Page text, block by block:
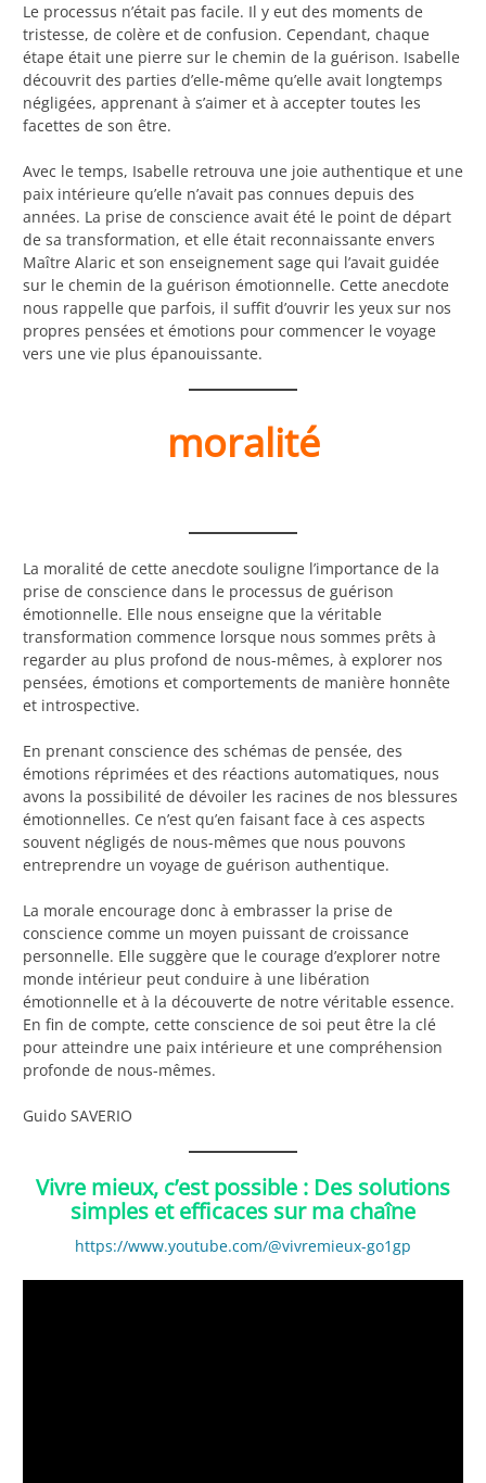
Le processus n’était pas facile. Il y eut des moments de
tristesse, de colère et de confusion. Cependant, chaque
étape était une pierre sur le chemin de la guérison. Isabelle
découvrit des parties d’elle-même qu’elle avait longtemps
négligées, apprenant à s’aimer et à accepter toutes les
facettes de son être.
Avec le temps, Isabelle retrouva une joie authentique et une
paix intérieure qu’elle n’avait pas connues depuis des
années. La prise de conscience avait été le point de départ
de sa transformation, et elle était reconnaissante envers
Maître Alaric et son enseignement sage qui l’avait guidée
sur le chemin de la guérison émotionnelle. Cette anecdote
nous rappelle que parfois, il suffit d’ouvrir les yeux sur nos
propres pensées et émotions pour commencer le voyage
vers une vie plus épanouissante.
moralité
La moralité de cette anecdote souligne l’importance de la
prise de conscience dans le processus de guérison
émotionnelle. Elle nous enseigne que la véritable
transformation commence lorsque nous sommes prêts à
regarder au plus profond de nous-mêmes, à explorer nos
pensées, émotions et comportements de manière honnête
et introspective.
En prenant conscience des schémas de pensée, des
émotions réprimées et des réactions automatiques, nous
avons la possibilité de dévoiler les racines de nos blessures
émotionnelles. Ce n’est qu’en faisant face à ces aspects
souvent négligés de nous-mêmes que nous pouvons
entreprendre un voyage de guérison authentique.
La morale encourage donc à embrasser la prise de
conscience comme un moyen puissant de croissance
personnelle. Elle suggère que le courage d’explorer notre
monde intérieur peut conduire à une libération
émotionnelle et à la découverte de notre véritable essence.
En fin de compte, cette conscience de soi peut être la clé
pour atteindre une paix intérieure et une compréhension
profonde de nous-mêmes.
Guido SAVERIO
Vivre mieux, c’est possible : Des solutions
simples et efficaces sur ma chaîne
https://www.youtube.com/@vivremieux-go1gp